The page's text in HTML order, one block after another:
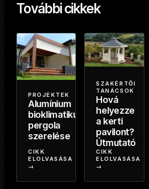
További cikkek
PROJEKTEK
Alumínium
bioklimatikus
pergola
szerelése
CIKK
ELOLVASÁSA
→
SZAKÉRTŐI
TANÁCSOK
Hová
helyezze
a kerti
pavilont?
Útmutató
CIKK
ELOLVASÁSA
→